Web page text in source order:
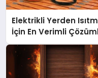
Elektrikli Yerden
İçin En Verimli